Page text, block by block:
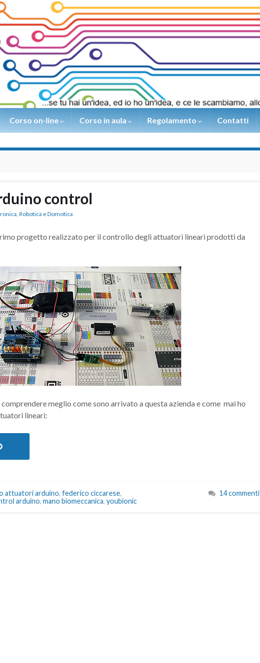
Corso on-line Corso in aula Regolamento Contatti
control
, Robotica e Domotica
progetto realizzato per il controllo degli attuatori lineari prodotti da
meglio come sono arrivato a questa azienda e come mai ho
lineari:
attuatori arduino, federico ciccarese,
arduino, mano biomeccanica, youbionic
14 commenti